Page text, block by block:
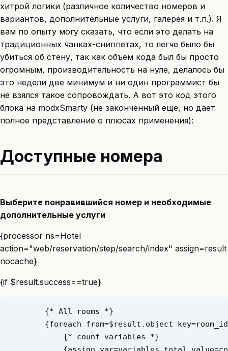
хитрой логики (различное количество номеров и
вариантов, дополнительные услуги, галерея и т.п.). Я
вам по опыту могу сказать, что если это делать на
традиционных чанках-сниппетах, то легче было бы
убиться об стену, так как объем кода был бы просто
огромным, производительность на нуле, делалось бы
это недели две минимум и ни один программист бы
не взялся такое сопровождать. А вот это код этого
блока на modxSmarty (не законченный еще, но дает
полное представление о плюсах применения):
Доступные номера
Выберите понравившийся номер и необходимые
дополнительные услуги
{processor ns=Hotel
action="web/reservation/step/search/index" assign=result
nocache}
{if $result.success==true}